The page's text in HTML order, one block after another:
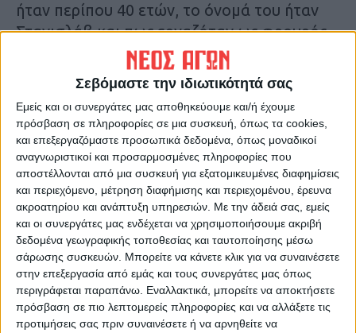
Σεβόμαστε την ιδιωτικότητά σας
Εμείς και οι συνεργάτες μας αποθηκεύουμε και/ή έχουμε
πρόσβαση σε πληροφορίες σε μια συσκευή, όπως τα cookies,
και επεξεργαζόμαστε προσωπικά δεδομένα, όπως μοναδικοί
αναγνωριστικοί και προσαρμοσμένες πληροφορίες που
αποστέλλονται από μια συσκευή για εξατομικευμένες διαφημίσεις
και περιεχόμενο, μέτρηση διαφήμισης και περιεχομένου, έρευνα
ακροατηρίου και ανάπτυξη υπηρεσιών. Με την άδειά σας, εμείς
και οι συνεργάτες μας ενδέχεται να χρησιμοποιήσουμε ακριβή
δεδομένα γεωγραφικής τοποθεσίας και ταυτοποίησης μέσω
σάρωσης συσκευών. Μπορείτε να κάνετε κλικ για να συναινέσετε
στην επεξεργασία από εμάς και τους συνεργάτες μας όπως
περιγράφεται παραπάνω. Εναλλακτικά, μπορείτε να αποκτήσετε
πρόσβαση σε πιο λεπτομερείς πληροφορίες και να αλλάξετε τις
προτιμήσεις σας πριν συναινέσετε ή να αρνηθείτε να
ήταν περίπου 40 ετών, το όνομά του ήταν
Στανισλάβ και πως εργαζόταν ως φρουρός
σε σούπερ μάρκετ.
Όταν είδε άλλον άντρα να κάνει διάρρηξη
αυτοκινήτου, παρενέβη. Οι αστυνομικοί
νόμιζαν ότι αυτός ήταν ο δράστης και τον
αντιμετώπισαν ως διαρρήκτη.
Τελευταίες Ειδήσεις Σήμερα
Ακολούθησε την εφημερίδα ΝΕΟΣ
ΑΓΩΝ στο Google News!
Όλες οι εξελίξεις στην περιοχή της
Καρδίτσας και ευρύτερα της Θεσσαλίας